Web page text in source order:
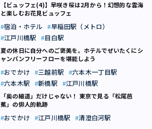
【ビュッフェ(4)】早咲き桜は2月から！幻想的な雲海
と楽しむお花見ビュッフェ
宿泊・ホテル
早稲田駅（メトロ）
江戸川橋駅
目白駅
夏の休日に自分へのご褒美を。ホテルでぜいたくにシ
ャンパンフリーフローを堪能しよう
おでかけ 三越前駅
六本木一丁目駅
六本木駅
新橋駅 江戸川橋駅
「奥の細道」だけじゃない！ 東京で見る「松尾芭
蕉」の俳人的軌跡
おでかけ 江戸川橋駅 清澄白河駅